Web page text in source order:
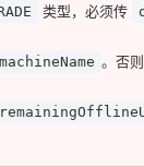
类型，必须传
machineName 。否